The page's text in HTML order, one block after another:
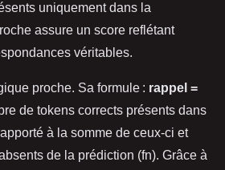
uniquement dans la
assure un score reflétant
véritables.
proche. Sa formule : rappel =
de tokens corrects présents dans
à la somme de ceux-ci et
de la prédiction (fn). Grâce à